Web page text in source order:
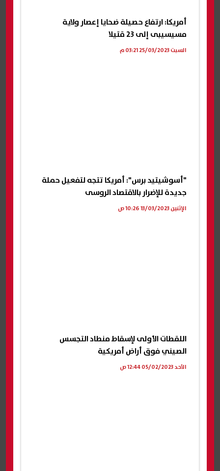
أمريكا: ارتفاع حصيلة ضحايا إعصار ولاية
مسيسيبى إلى 23 قتيلا
السبت 25/03/2023 03:21 م
"أسوشيتيد برس": أمريكا تتجه لتفعيل حملة
جديدة للإضرار بالاقتصاد الروسى
الإثنين 13/03/2023 10:26 ص
اللقطات الأولى لإسقاط منطاد التجسس
الصيني فوق أراض أمريكية
الأحد 05/02/2023 12:44 ص